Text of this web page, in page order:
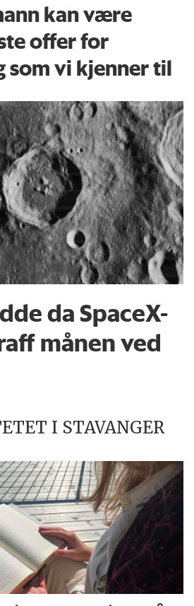
kan være
offer for
som vi kjenner til
da SpaceX-
månen ved
I STAVANGER